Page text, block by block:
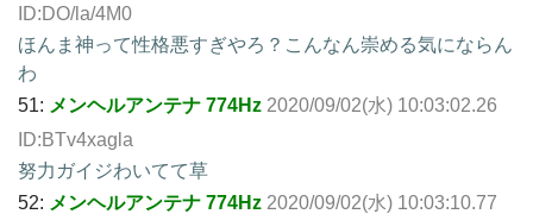
ID:DO/la/4M0
ほんま神って性格悪すぎやろ？こんなん崇める気にならん
わ
51: メンヘルアンテナ 774Hz 2020/09/02(水) 10:03:02.26
ID:BTv4xagla
努力ガイジわいてて草
52: メンヘルアンテナ 774Hz 2020/09/02(水) 10:03:10.77